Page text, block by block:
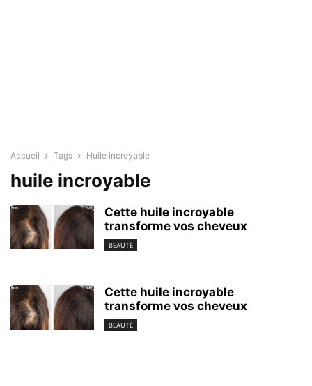
Accueil Tags Huile incroyable
huile incroyable
Cette huile incroyable
transforme vos cheveux
BEAUTÉ
Cette huile incroyable
transforme vos cheveux
BEAUTÉ